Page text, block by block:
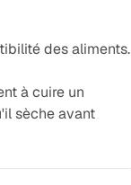
des aliments.
à cuire un
sèche avant